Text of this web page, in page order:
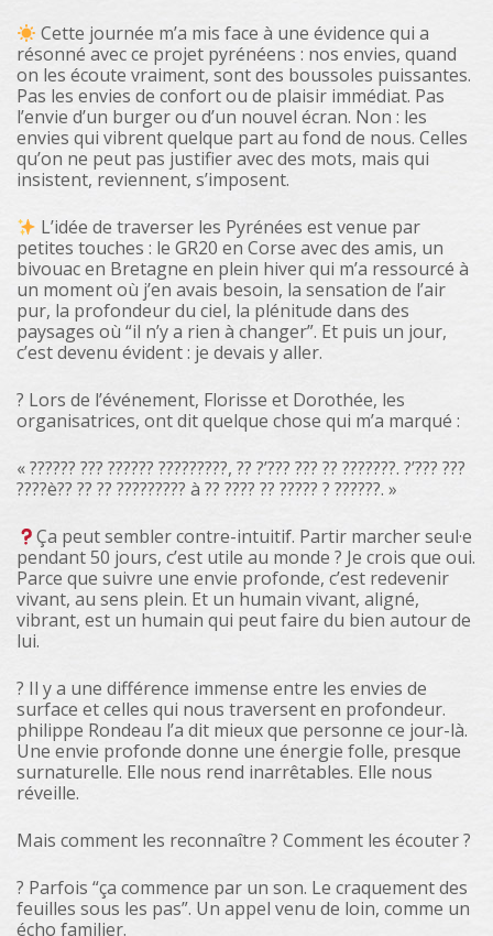
Cette journée m’a mis face à une évidence qui a
résonné avec ce projet pyrénéens : nos envies, quand
on les écoute vraiment, sont des boussoles puissantes.
Pas les envies de confort ou de plaisir immédiat. Pas
l’envie d’un burger ou d’un nouvel écran. Non : les
envies qui vibrent quelque part au fond de nous. Celles
qu’on ne peut pas justifier avec des mots, mais qui
insistent, reviennent, s’imposent.
L’idée de traverser les Pyrénées est venue par
petites touches : le GR20 en Corse avec des amis, un
bivouac en Bretagne en plein hiver qui m’a ressourcé à
un moment où j’en avais besoin, la sensation de l’air
pur, la profondeur du ciel, la plénitude dans des
paysages où “il n’y a rien à changer”. Et puis un jour,
c’est devenu évident : je devais y aller.
? Lors de l’événement, Florisse et Dorothée, les
organisatrices, ont dit quelque chose qui m’a marqué :
« ?????? ??? ?????? ?????????, ?? ?’??? ??? ?? ???????. ?’??? ???
????è?? ?? ?? ????????? à ?? ???? ?? ????? ? ??????. »
Ça peut sembler contre-intuitif. Partir marcher seul·e
pendant 50 jours, c’est utile au monde ? Je crois que oui.
Parce que suivre une envie profonde, c’est redevenir
vivant, au sens plein. Et un humain vivant, aligné,
vibrant, est un humain qui peut faire du bien autour de
lui.
? Il y a une différence immense entre les envies de
surface et celles qui nous traversent en profondeur.
philippe Rondeau l’a dit mieux que personne ce jour-là.
Une envie profonde donne une énergie folle, presque
surnaturelle. Elle nous rend inarrêtables. Elle nous
réveille.
Mais comment les reconnaître ? Comment les écouter ?
? Parfois “ça commence par un son. Le craquement des
feuilles sous les pas”. Un appel venu de loin, comme un
écho familier.